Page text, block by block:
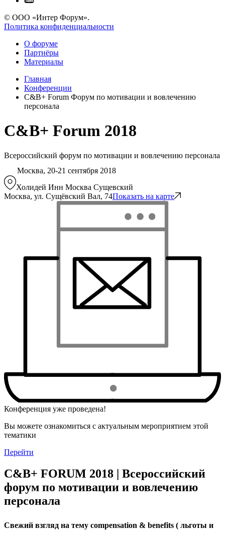
© ООО «Интер Форум».
Политика конфиденциальности
О форуме
Партнёры
Материалы
Главная
Конференции
С&B+ Forum Форум по мотивации и вовлечению
персонала
С&B+ Forum 2018
Всероссийский форум по мотивации и вовлечению персонала
Москва, 20-21 сентября 2018
Холидей Инн Москва Сущевский
Москва, ул. Сущёвский Вал, 74Показать на карте
Конференция уже проведена!
Вы можете ознакомиться с актуальным мероприятием этой
тематики
Перейти
С&B+ FORUM 2018 | Всероссийский
форум по мотивации и вовлечению
персонала
Свежий взгляд на тему compensation & benefits ( льготы и